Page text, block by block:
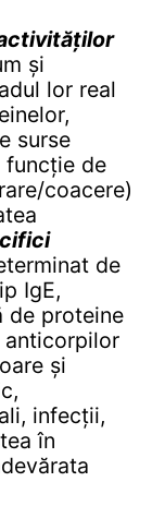
și
lor real
surse
funcție de
coacere)
de
IgE,
de proteine
și
infecții,
în